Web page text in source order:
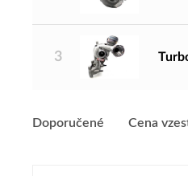
3
Doporučené Cena